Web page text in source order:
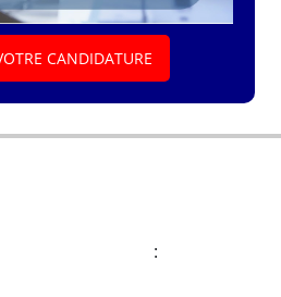
CANDIDATURE
: